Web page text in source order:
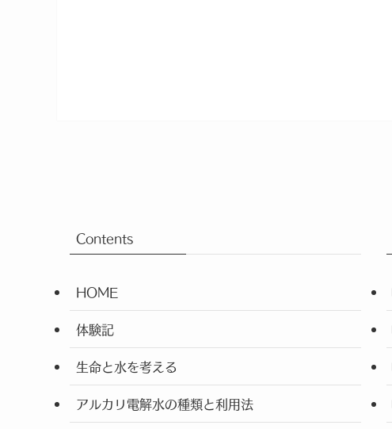
Contents
HOME
体験記
生命と水を考える
アルカリ電解水の種類と利用法